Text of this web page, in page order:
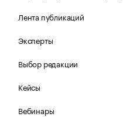
Лента публикаций
Эксперты
Выбор редакции
Кейсы
Вебинары